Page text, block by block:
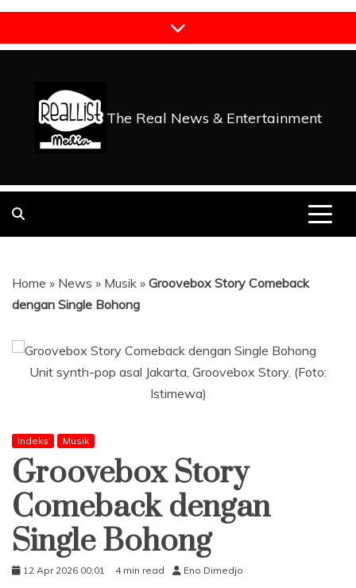
Skip
content
The Real News & Entertainment
Home » News » Musik » Groovebox Story Comeback
dengan Single Bohong
Unit synth-pop asal Jakarta, Groovebox Story. (Foto:
Istimewa)
Indeks Musik
Groovebox Story
Comeback dengan
Single Bohong
12 Apr 2026 00:01 4 min read Eno Dimedjo